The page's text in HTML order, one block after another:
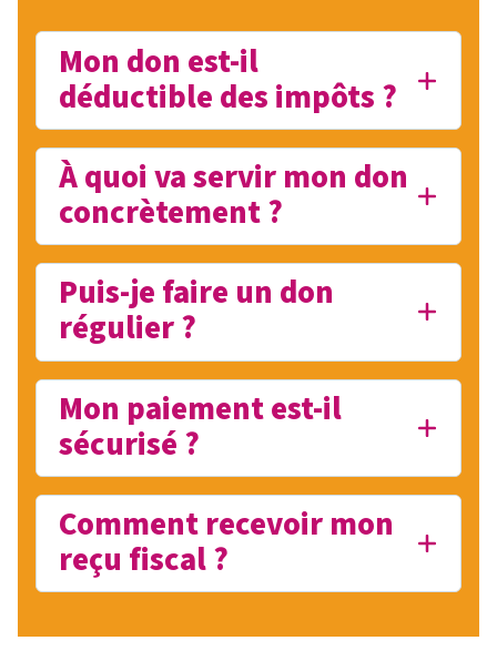
Mon don est-il
déductible des impôts ?
À quoi va servir mon don
concrètement ?
Puis-je faire un don
régulier ?
Mon paiement est-il
sécurisé ?
Comment recevoir mon
reçu fiscal ?